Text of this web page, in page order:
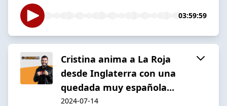
03:59:59
Cristina anima a La Roja
desde Inglaterra con una
quedada muy española...
2024-07-14